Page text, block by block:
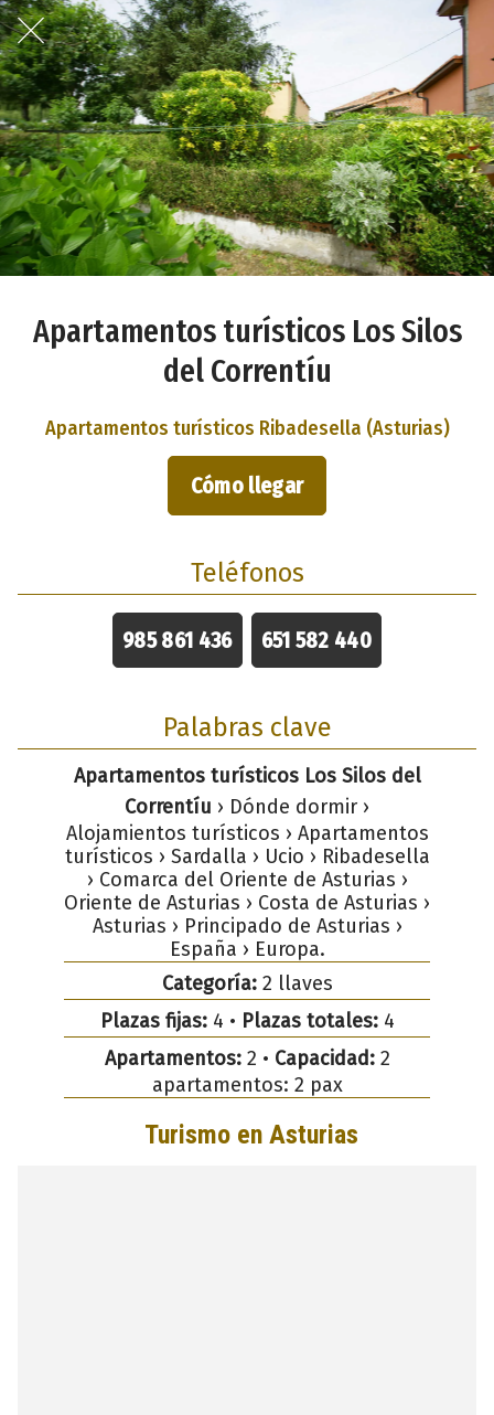
Apartamentos turísticos Los Silos
del Correntíu
Apartamentos turísticos Ribadesella (Asturias)
Cómo llegar
Teléfonos
985 861 436 651 582 440
Palabras clave
Apartamentos turísticos Los Silos del
Correntíu › Dónde dormir ›
Alojamientos turísticos › Apartamentos
turísticos › Sardalla › Ucio › Ribadesella
› Comarca del Oriente de Asturias ›
Oriente de Asturias › Costa de Asturias ›
Asturias › Principado de Asturias ›
España › Europa.
Categoría:2 llaves
Plazas fijas:4 • Plazas totales:4
Apartamentos:2 • Capacidad:2
apartamentos: 2 pax